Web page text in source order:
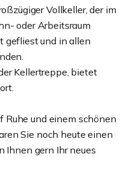
Vollkeller, der im
oder Arbeitsraum
gefliest und in allen
Kellertreppe, bietet
Ruhe und einem schönen
Sie noch heute einen
Ihnen gern Ihr neues